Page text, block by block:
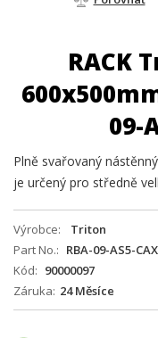
RACK
09-
Plně svařovaný
je určený pro středně
Výrobce
Triton
Part No.
RBA-09-AS5-
Kód
90000097
Záruka 24 Měsíce